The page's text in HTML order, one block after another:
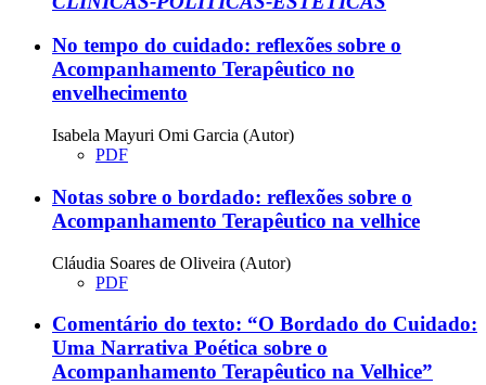
No tempo do cuidado: reflexões sobre o
Acompanhamento Terapêutico no
envelhecimento
Isabela Mayuri Omi Garcia (Autor)
PDF
Notas sobre o bordado: reflexões sobre o
Acompanhamento Terapêutico na velhice
Cláudia Soares de Oliveira (Autor)
PDF
Comentário do texto: “O Bordado do Cuidado:
Uma Narrativa Poética sobre o
Acompanhamento Terapêutico na Velhice”